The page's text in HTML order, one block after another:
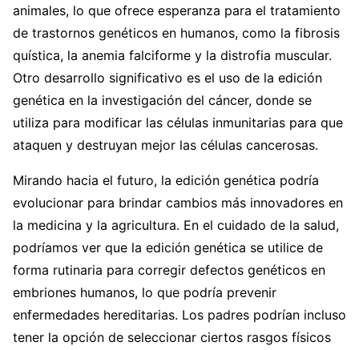
animales, lo que ofrece esperanza para el tratamiento
de trastornos genéticos en humanos, como la fibrosis
quística, la anemia falciforme y la distrofia muscular.
Otro desarrollo significativo es el uso de la edición
genética en la investigación del cáncer, donde se
utiliza para modificar las células inmunitarias para que
ataquen y destruyan mejor las células cancerosas.
Mirando hacia el futuro, la edición genética podría
evolucionar para brindar cambios más innovadores en
la medicina y la agricultura. En el cuidado de la salud,
podríamos ver que la edición genética se utilice de
forma rutinaria para corregir defectos genéticos en
embriones humanos, lo que podría prevenir
enfermedades hereditarias. Los padres podrían incluso
tener la opción de seleccionar ciertos rasgos físicos